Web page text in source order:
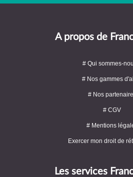
A propos de
# Qui sommes-
# Nos gammes
# Nos
# CGV
# Mentions
Exercer mon droit de
Les services